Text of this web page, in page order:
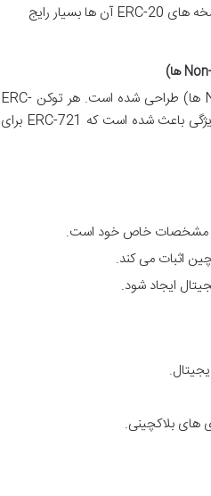
از پرکاربردترین استیبل کوین ها که نسخه های ERC-20 آن ها بسیار رایج
برای ایجاد توکن های غیرقابل تعویض (NFT ها) طراحی شده است. هر توکن ERC-
721 منحصر به فرد است و هیچ دو توکنی ارزش یا ویژگی های یکسانی ندارند. این ویژگی باعث شده است که ERC-721 برای
اثبات می کند.
ایجاد شود.
های بلاکچینی.